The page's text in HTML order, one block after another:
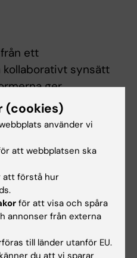
ett
synsätt
ger
aktivt tar
arbetsformer som
seminarier,
simulering
i seminarier och
utbildningen är
hemsjukvård och
(cookies)
använder vi
att webbplatsen ska
att förstå hur
för att visa och spåra
annonser från externa
till länder utanför EU.
du att vi sparar